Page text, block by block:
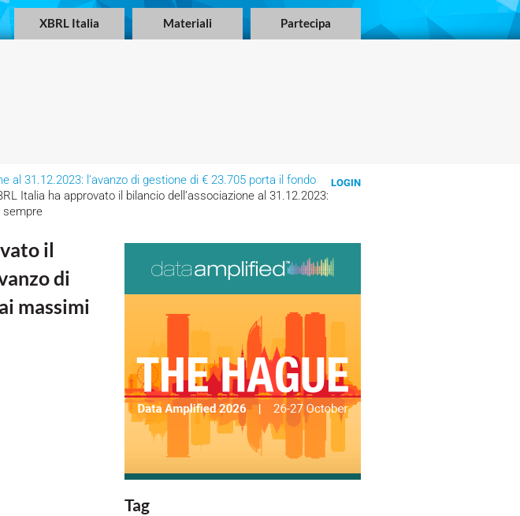
XBRL Italia Materiali Partecipa
LOGIN
al 31.12.2023: l’avanzo di gestione di € 23.705 porta il fondo
Italia ha approvato il bilancio dell’associazione al 31.12.2023:
sempre
il
di
massimi
Tag